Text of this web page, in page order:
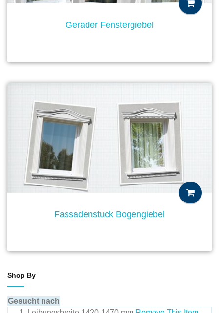
Gerader Fenstergiebel
Fassadenstuck Bogengiebel
Shop By
Gesucht nach